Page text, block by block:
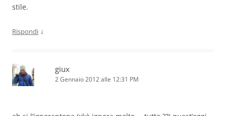
stile.
Rispondi ↓
giux
2 Gennaio 2012 alle 12:31 PM